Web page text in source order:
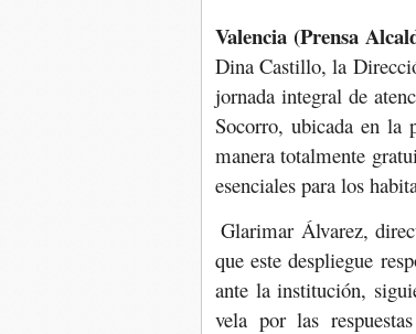
Valencia (Prensa
Dina Castillo, la
jornada integral de
Socorro, ubicada en la
manera totalmente
esenciales para los
Glarimar Álvarez,
que este despliegue
ante la institución,
vela por las